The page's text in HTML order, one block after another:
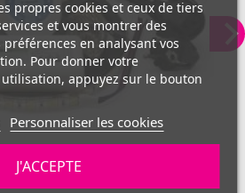
propres cookies et ceux de tiers
et vous montrer des
en analysant vos
Pour donner votre
appuyez sur le bouton
Personnaliser les cookies
J'ACCEPTE